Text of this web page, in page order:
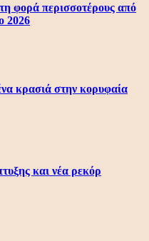
φορά περισσοτέρους από
2026
κρασιά στην κορυφαία
και νέα ρεκόρ